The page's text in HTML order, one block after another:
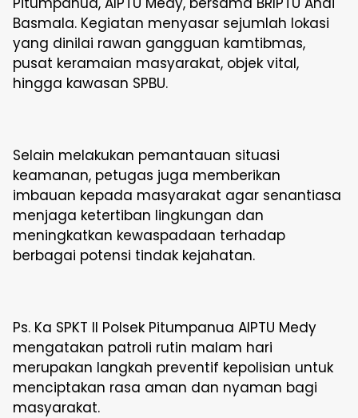
Basmala. Kegiatan menyasar sejumlah lokasi
yang dinilai rawan gangguan kamtibmas,
pusat keramaian masyarakat, objek vital,
hingga kawasan SPBU.
Selain melakukan pemantauan situasi
keamanan, petugas juga memberikan
imbauan kepada masyarakat agar senantiasa
menjaga ketertiban lingkungan dan
meningkatkan kewaspadaan terhadap
berbagai potensi tindak kejahatan.
Ps. Ka SPKT II Polsek Pitumpanua AIPTU Medy
mengatakan patroli rutin malam hari
merupakan langkah preventif kepolisian untuk
menciptakan rasa aman dan nyaman bagi
masyarakat.